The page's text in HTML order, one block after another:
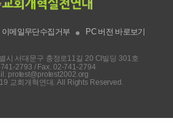
이메일무단수집거부 PC 버전 바로보기
시 서대문구 충정로11길 20 CI빌딩 301호
2793 / Fax. 02-741-2794
protest@protest2002.org
교회개혁연대. All Rights Reserved.